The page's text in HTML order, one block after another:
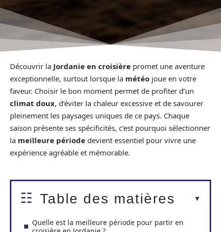
Découvrir la Jordanie en croisière promet une aventure
exceptionnelle, surtout lorsque la météo joue en votre
faveur. Choisir le bon moment permet de profiter d’un
climat doux, d’éviter la chaleur excessive et de savourer
pleinement les paysages uniques de ce pays. Chaque
saison présente ses spécificités, c’est pourquoi sélectionner
la meilleure période devient essentiel pour vivre une
expérience agréable et mémorable.
Table des matières
Quelle est la meilleure période pour partir en